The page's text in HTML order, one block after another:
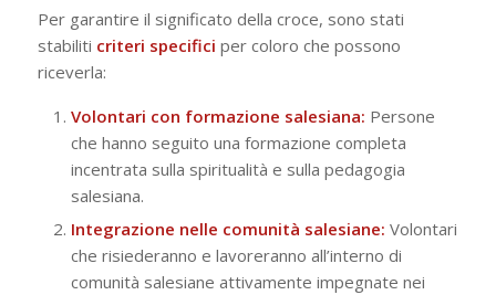
Per garantire il significato della croce, sono stati
stabiliti criteri specifici per coloro che possono
riceverla:
Volontari con formazione salesiana: Persone
che hanno seguito una formazione completa
incentrata sulla spiritualità e sulla pedagogia
salesiana.
Integrazione nelle comunità salesiane: Volontari
che risiederanno e lavoreranno all’interno di
comunità salesiane attivamente impegnate nei